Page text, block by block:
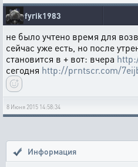
fyrik1983
не было учтено время для
сейчас уже есть, но после
становится в + вот: вчера
сегодня http://prntscr.com/
8 Июня 2015 14:58:34
Информация